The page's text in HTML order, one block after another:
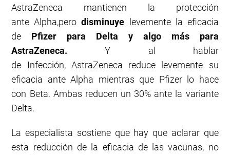
AstraZeneca mantienen la protección
ante Alpha,perodisminuye levemente la eficacia
de Pfizer para Delta y algo más para
AstraZeneca.Y al hablar
de Infección, AstraZeneca reduce levemente su
eficacia ante Alpha mientras que Pfizer lo hace
con Beta. Ambas reducen un 30% ante la variante
Delta.
La especialista sostiene que hay que aclarar que
esta reducción de la eficacia de las vacunas, no